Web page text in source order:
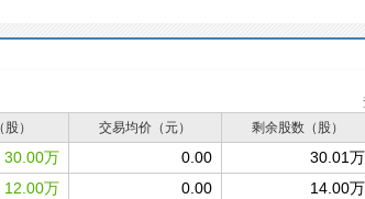
） 交易均价（元） 剩余股数（股）
30.00万 0.00 30.01万
12.00万 0.00 14.00万